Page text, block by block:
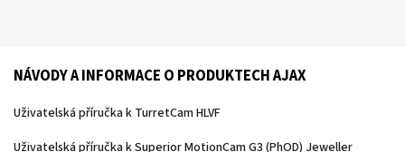
NÁVODY A INFORMACE O PRODUKTECH AJAX
Uživatelská příručka k TurretCam HLVF
Uživatelská příručka k Superior MotionCam G3 (PhOD) Jeweller